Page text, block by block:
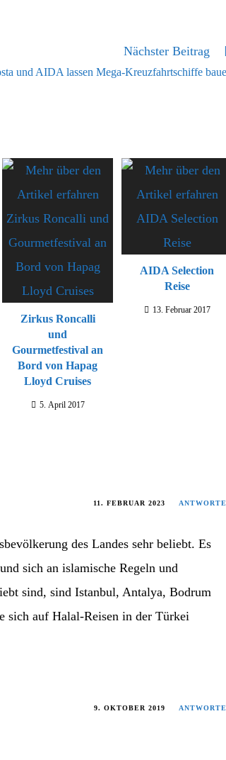
Nächster Beitrag
und AIDA lassen Mega-Kreuzfahrtschiffe
Zirkus Roncalli
und
Gourmetfestival an
Bord von Hapag
Lloyd Cruises
5. April 2017
AIDA Selection
Reise
13. Februar 2017
11. FEBRUAR 2023
des Landes sehr beliebt. Es
sich an islamische Regeln und
sind, sind Istanbul, Antalya, Bodrum
sich auf Halal-Reisen in der Türkei
9. OKTOBER 2019